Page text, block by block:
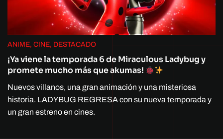
ANIME, CINE, DESTACADO
¡Ya viene la temporada 6 de Miraculous Ladybug y
promete mucho más que akumas!
Nuevos villanos, una gran animación y una misteriosa
historia. LADYBUG REGRESA con su nueva temporada y
un gran estreno en cines.